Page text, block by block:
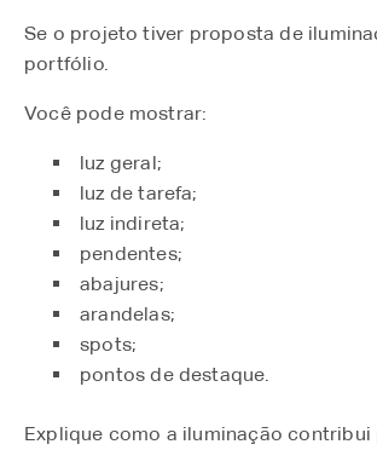
Se o projeto tiver proposta de
portfólio.
Você pode mostrar:
luz geral;
luz de tarefa;
luz indireta;
pendentes;
abajures;
arandelas;
spots;
pontos de destaque.
Explique como a iluminação contribui